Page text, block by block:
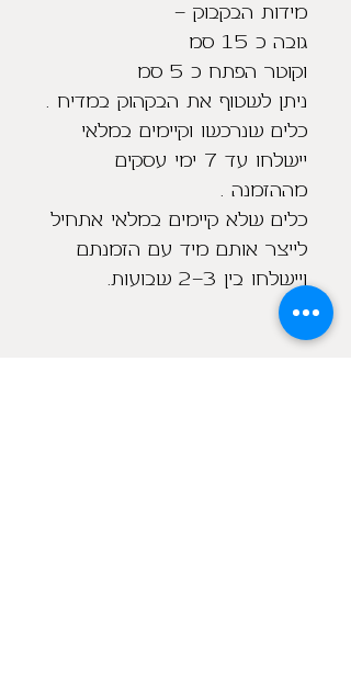
מידות הבקבוק -
גובה כ 15 סמ
וקוטר הפתח כ 5 סמ
ניתן לשטוף את הבקהוק במדיח .
כלים שנרכשו וקיימים במלאי
יישלחו עד 7 ימי עסקים
מההזמנה .
כלים שלא קיימים במלאי אתחיל
לייצר אותם מיד עם הזמנתם
ויישלחו בין 2-3 שבועות.